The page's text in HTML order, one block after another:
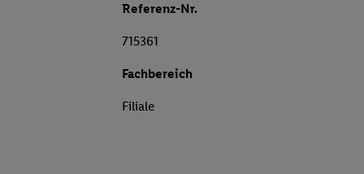
Referenz-Nr.
715361
Fachbereich
Filiale